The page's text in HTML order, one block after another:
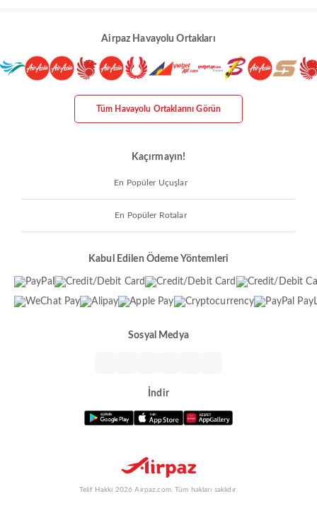
Airpaz Havayolu Ortakları
Tüm Havayolu Ortaklarını Görün
Kaçırmayın!
En Popüler Uçuşlar
En Popüler Rotalar
Kabul Edilen Ödeme Yöntemleri
Sosyal Medya
İndir
Telif Hakkı 2026 Airpaz.com. Tüm hakları saklıdır.